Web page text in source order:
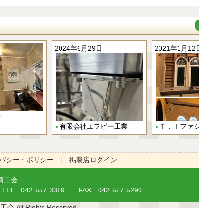
2024年6月29日
有限会社エフピー工業
2021年1月12
Ｔ．Ｉファ
シー・ポリシー | 掲載店ログイン
工会
TEL 042-557-3389 FAX 042-557-5290